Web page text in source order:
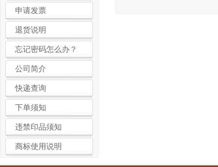
申请发票
退货说明
忘记密码怎么办？
公司简介
快递查询
下单须知
违禁印品须知
商标使用说明